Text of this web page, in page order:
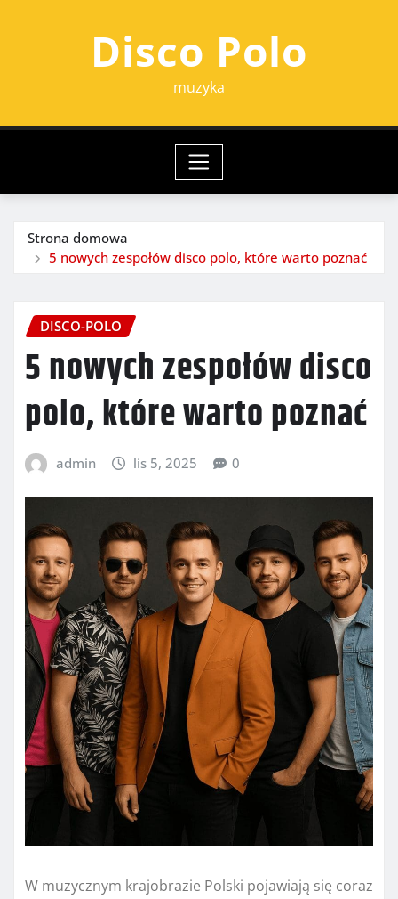
Disco Polo
muzyka
Strona domowa
5 nowych zespołów disco polo, które warto poznać
DISCO-POLO
5 nowych zespołów disco
polo, które warto poznać
admin lis 5, 2025 0
W muzycznym krajobrazie Polski pojawiają się coraz